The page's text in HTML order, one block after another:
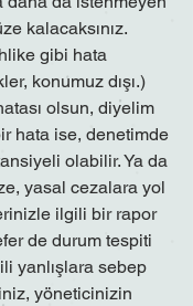
kalacaksınız.
gibi hata
konumuz dışı.)
olsun, diyelim
hata ise, denetimde
olabilir. Ya da
yasal cezalara yol
ilgili bir rapor
de durum tespiti
yanlışlara sebep
yöneticinizin